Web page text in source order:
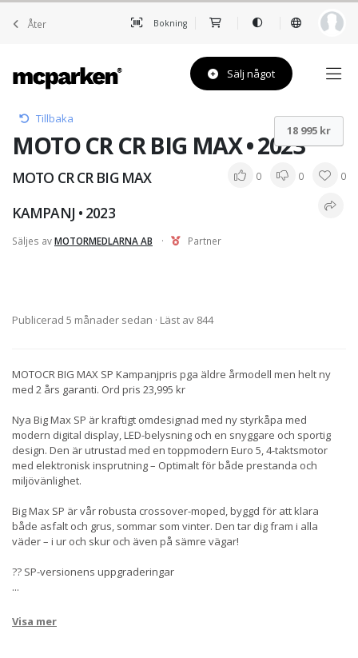
Åter Bokning
Sälj något
Tillbaka
MOTO CR CR BIG MAX • 2023
MOTO CR CR BIG MAX
KAMPANJ • 2023
0 0 0
Säljes avMOTORMEDLARNA AB · Partner
18 995 kr
Publicerad 5 månader sedan · Läst av 844
MOTOCR BIG MAX SP Kampanjpris pga äldre årmodell men helt ny
med 2 års garanti. Ord pris 23,995 kr
Nya Big Max SP är kraftigt omdesignad med ny styrkåpa med
modern digital display, LED-belysning och en snyggare och sportig
design. Den är utrustad med en toppmodern Euro 5, 4-taktsmotor
med elektronisk insprutning – Optimalt för både prestanda och
miljövänlighet.
Big Max SP är vår robusta crossover-moped, byggd för att klara
både asfalt och grus, sommar som vinter. Den tar dig fram i alla
väder – i ur och skur och även på sämre vägar!
?? SP-versionens uppgraderingar
...
Visa mer